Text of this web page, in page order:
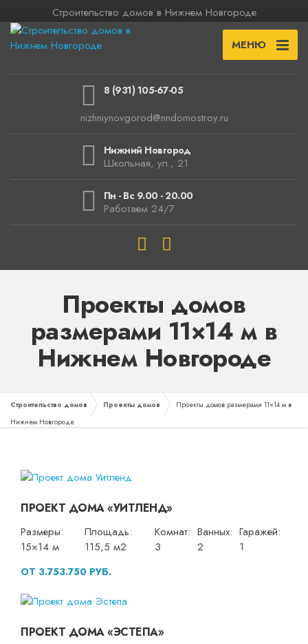
Строительство домов в Нижнем Новгороде
МЕНЮ
8 (931) 105-67-05
nizhniynovgorod@nndomostroy.ru
Нижний Новгород
Школьная, ул., 21
Пн - Вс 9.00 - 20.00
Работаем 24/7
Проекты домов
размерами 11×14 м в
Нижнем Новгороде
Строительство домов Проекты домов
Проекты домов размерами 11×14 м в
Нижнем Новгороде
ПРОЕКТ ДОМА «УИТЛЕНД»
Размеры:
15×14 м
Площадь:
115,5 м2
Комнат:
3
Ванных:
2
Гаражей:
1
ОТ 3.753.750 РУБ.
ПРОЕКТ ДОМА «ЭСТЕПА»